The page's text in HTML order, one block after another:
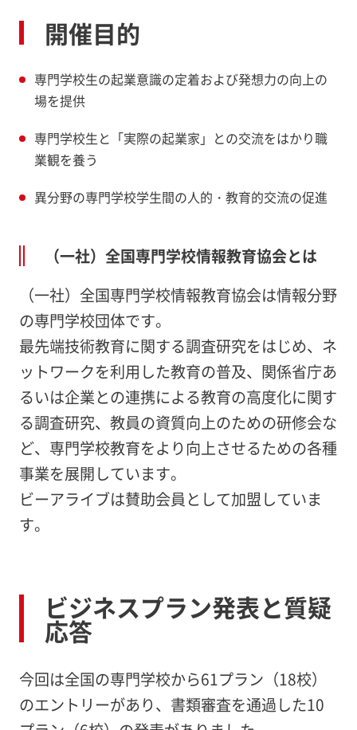
開催目的
専門学校生の起業意識の定着および発想力の向上の
場を提供
専門学校生と「実際の起業家」との交流をはかり職
業観を養う
異分野の専門学校学生間の人的・教育的交流の促進
（一社）全国専門学校情報教育協会とは
（一社）全国専門学校情報教育協会は情報分野
の専門学校団体です。
最先端技術教育に関する調査研究をはじめ、ネ
ットワークを利用した教育の普及、関係省庁あ
るいは企業との連携による教育の高度化に関す
る調査研究、教員の資質向上のための研修会な
ど、専門学校教育をより向上させるための各種
事業を展開しています。
ビーアライブは賛助会員として加盟していま
す。
ビジネスプラン発表と質疑
応答
今回は全国の専門学校から61プラン（18校）
のエントリーがあり、書類審査を通過した10